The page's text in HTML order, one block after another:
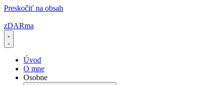
Preskočiť na obsah
zDARma
Úvod
O mne
Osobne